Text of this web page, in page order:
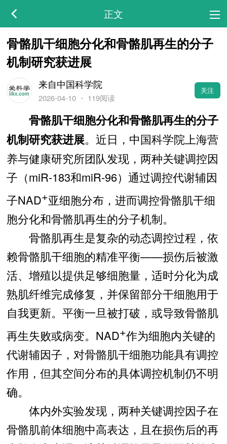
正文
骨骼肌干细胞分化和骨骼肌再生的分子
机制研究获进展
来自中国科学院
2026-04-10・ 119阅读
关注
骨骼肌干细胞分化和骨骼肌再生的分子
机制研究获进展。近日，中国科学院上海营
养与健康研究所团队发现，两种关键调控因
子（miR-183和miR-96）通过调控代谢辅因
子NAD+亚细胞分布，进而调控骨骼肌干细
胞分化和骨骼肌再生的分子机制。
骨骼肌再生是复杂的动态调控过程，依
赖骨骼肌干细胞的精准平衡——损伤后被激
活、增殖以提供足够细胞量，适时分化为成
熟肌纤维完成修复，并保留部分干细胞用于
自我更新。平衡一旦被打破，或导致骨骼肌
再生失败或病变。NAD+作为细胞内关键的
代谢辅因子，对骨骼肌干细胞功能具有调控
作用，但其空间分布的具体调控机制仍不明
确。
体内外实验发现，两种关键调控因子在
骨骼肌前体细胞中高表达，且在损伤后的再